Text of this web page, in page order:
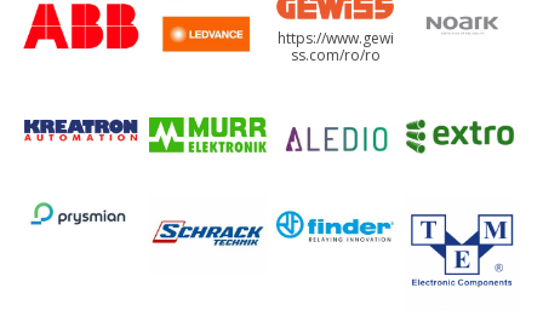
https://www.gewi
ss.com/ro/ro